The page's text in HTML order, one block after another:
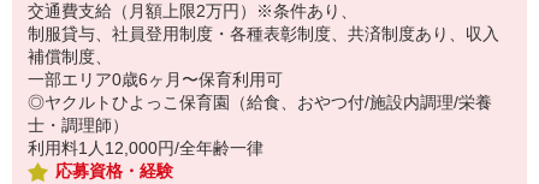
交通費支給（月額上限2万円）※条件あり、
制服貸与、社員登用制度・各種表彰制度、共済制度あり、収入
補償制度、
一部エリア0歳6ヶ月〜保育利用可
◎ヤクルトひよっこ保育園（給食、おやつ付/施設内調理/栄養
士・調理師）
利用料1人12,000円/全年齢一律
応募資格・経験